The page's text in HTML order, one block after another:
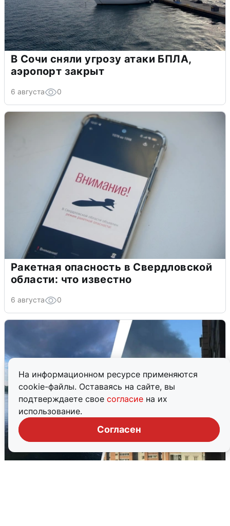
На информационном ресурсе применяются
cookie-файлы. Оставаясь на сайте, вы
подтверждаете свое согласие на их
использование.
Согласен
В Сочи сняли угрозу атаки БПЛА,
аэропорт закрыт
6 августа 0
Ракетная опасность в Свердловской
области: что известно
6 августа 0